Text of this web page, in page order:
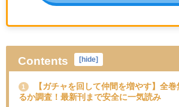
Contents [hide]
1
【ガチャを回して仲間を増やす】全
るか調査！最新刊まで安全に一気読み